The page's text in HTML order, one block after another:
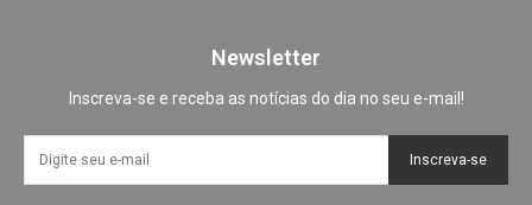
Newsletter
Inscreva-se e receba as notícias do dia no seu e-mail!
Inscreva-se